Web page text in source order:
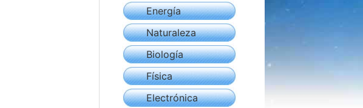
Energía
Naturaleza
Biología
Física
Electrónica